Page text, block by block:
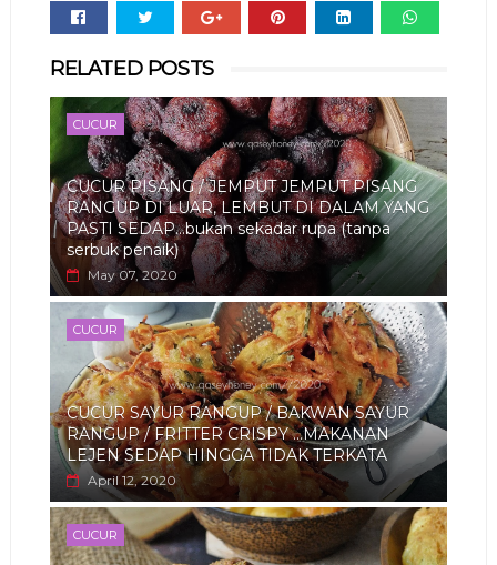
RELATED POSTS
CUCUR
CUCUR PISANG / JEMPUT JEMPUT PISANG
RANGUP DI LUAR, LEMBUT DI DALAM YANG
PASTI SEDAP...bukan sekadar rupa (tanpa
serbuk penaik)
May 07, 2020
CUCUR
CUCUR SAYUR RANGUP / BAKWAN SAYUR
RANGUP / FRITTER CRISPY ...MAKANAN
LEJEN SEDAP HINGGA TIDAK TERKATA
April 12, 2020
CUCUR